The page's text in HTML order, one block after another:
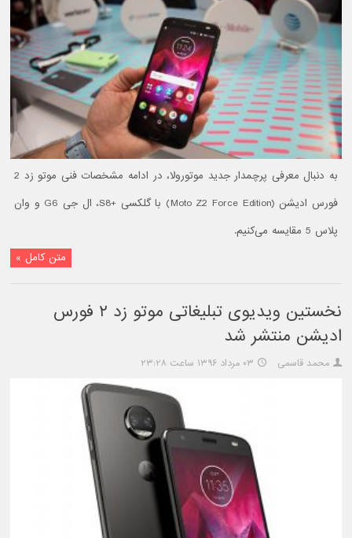
به دنبال معرفی پرچمدار جدید موتورولا، در ادامه مشخصات فنی موتو زد 2
فورس ادیشن (Moto Z2 Force Edition) با گلکسی +S8، ال جی G6 و وان
پلاس 5 مقایسه می‌کنیم.
متن کامل »
نخستین ویدیوی تبلیغاتی موتو زد ۲ فورس
ادیشن منتشر شد
محمد قاسمی ۰۳ مرداد ۱۳۹۶ ساعت ۲۳:۲۸